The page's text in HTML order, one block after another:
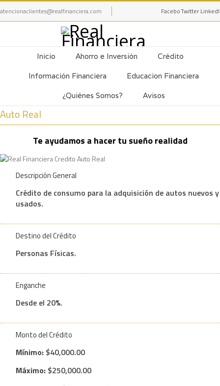
atencionaclientes@realfinanciera.com FacebookTwitter
Inicio Ahorro e Inversión Crédito
Información Financiera Educacion Financiera
¿Quiénes Somos? Avisos
Auto Real
Te ayudamos a hacer tu sueño realidad
Descripción General
Crédito de consumo para la adquisición de autos nuevos y
usados.
Destino del Crédito
Personas Físicas.
Enganche
Desde el 20%.
Monto del Crédito
Mínimo: $40,000.00
Máximo: $250,000.00